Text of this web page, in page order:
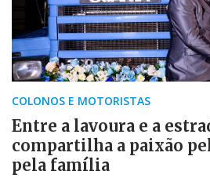
COLONOS E MOTORISTAS
Entre a lavoura e a
compartilha a paixão
pela família